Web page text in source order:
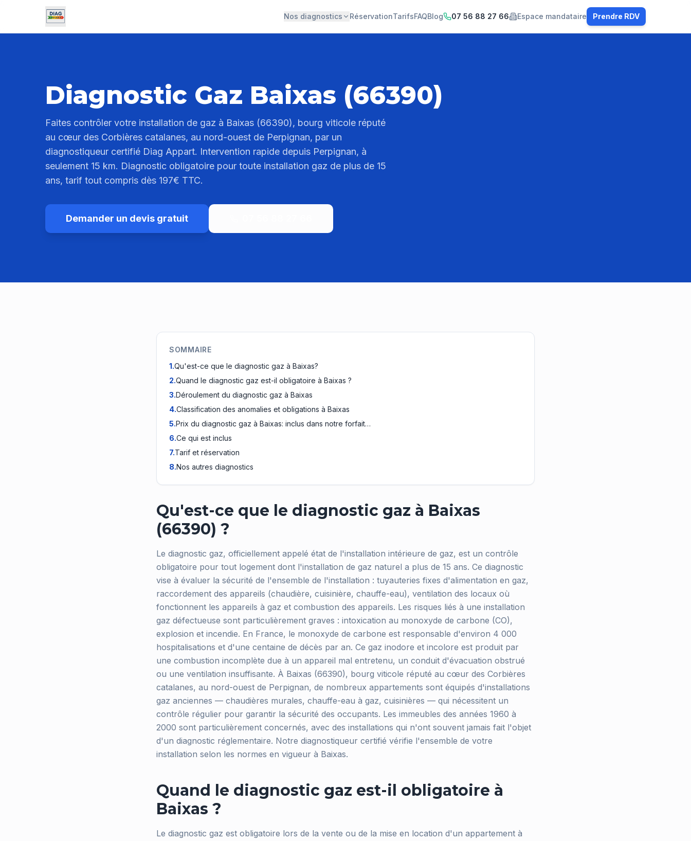
Nos diagnostics RéservationTarifsFAQBlog 07 56 88 27 66 Espace mandataire Prendre RDV
Diagnostic Gaz Baixas (66390)
Faites contrôler votre installation de gaz à Baixas (66390), bourg viticole réputé
au cœur des Corbières catalanes, au nord-ouest de Perpignan, par un
diagnostiqueur certifié Diag Appart. Intervention rapide depuis Perpignan, à
seulement 15 km. Diagnostic obligatoire pour toute installation gaz de plus de 15
ans, tarif tout compris dès 197€ TTC.
Demander un devis gratuit
SOMMAIRE
1.Qu'est-ce que le diagnostic gaz à Baixas?
2.Quand le diagnostic gaz est-il obligatoire à Baixas ?
3.Déroulement du diagnostic gaz à Baixas
4.Classification des anomalies et obligations à Baixas
5.Prix du diagnostic gaz à Baixas: inclus dans notre forfait…
6.Ce qui est inclus
7.Tarif et réservation
8.Nos autres diagnostics
Qu'est-ce que le diagnostic gaz à Baixas
(66390) ?
Le diagnostic gaz, officiellement appelé état de l'installation intérieure de gaz, est un contrôle
obligatoire pour tout logement dont l'installation de gaz naturel a plus de 15 ans. Ce diagnostic
vise à évaluer la sécurité de l'ensemble de l'installation : tuyauteries fixes d'alimentation en gaz,
raccordement des appareils (chaudière, cuisinière, chauffe-eau), ventilation des locaux où
fonctionnent les appareils à gaz et combustion des appareils. Les risques liés à une installation
gaz défectueuse sont particulièrement graves : intoxication au monoxyde de carbone (CO),
explosion et incendie. En France, le monoxyde de carbone est responsable d'environ 4 000
hospitalisations et d'une centaine de décès par an. Ce gaz inodore et incolore est produit par
une combustion incomplète due à un appareil mal entretenu, un conduit d'évacuation obstrué
ou une ventilation insuffisante. À Baixas (66390), bourg viticole réputé au cœur des Corbières
catalanes, au nord-ouest de Perpignan, de nombreux appartements sont équipés d'installations
gaz anciennes — chaudières murales, chauffe-eau à gaz, cuisinières — qui nécessitent un
contrôle régulier pour garantir la sécurité des occupants. Les immeubles des années 1960 à
2000 sont particulièrement concernés, avec des installations qui n'ont souvent jamais fait l'objet
d'un diagnostic réglementaire. Notre diagnostiqueur certifié vérifie l'ensemble de votre
installation selon les normes en vigueur à Baixas.
Quand le diagnostic gaz est-il obligatoire à
Baixas ?
Le diagnostic gaz est obligatoire lors de la vente ou de la mise en location d'un appartement à